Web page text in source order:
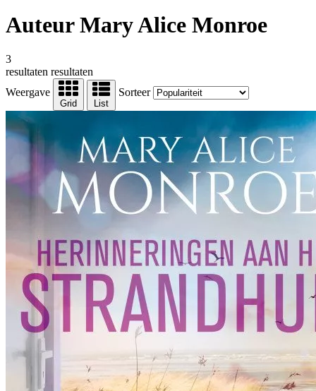
Auteur Mary Alice Monroe
3
resultaten resultaten
Weergave
Grid List
Sorteer